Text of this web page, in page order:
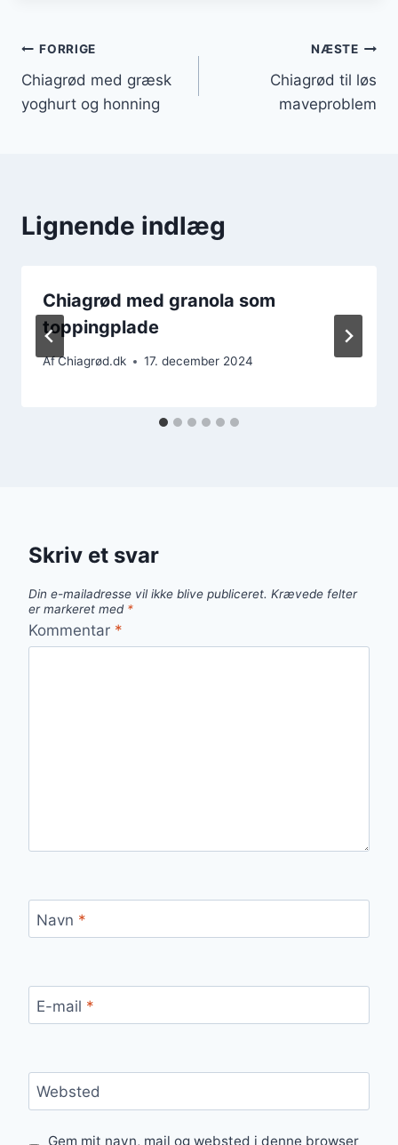
Indlægsnavigation
FORRIGE
Chiagrød med græsk
yoghurt og honning
NÆSTE
Chiagrød til løs
maveproblem
Lignende indlæg
Chiagrød med granola som
toppingplade
AfChiagrød.dk 17. december 2024
Skriv et svar
Din e-mailadresse vil ikke blive publiceret. Krævede felter
er markeret med *
Kommentar *
Navn *
E-mail *
Websted
Gem mit navn, mail og websted i denne browser